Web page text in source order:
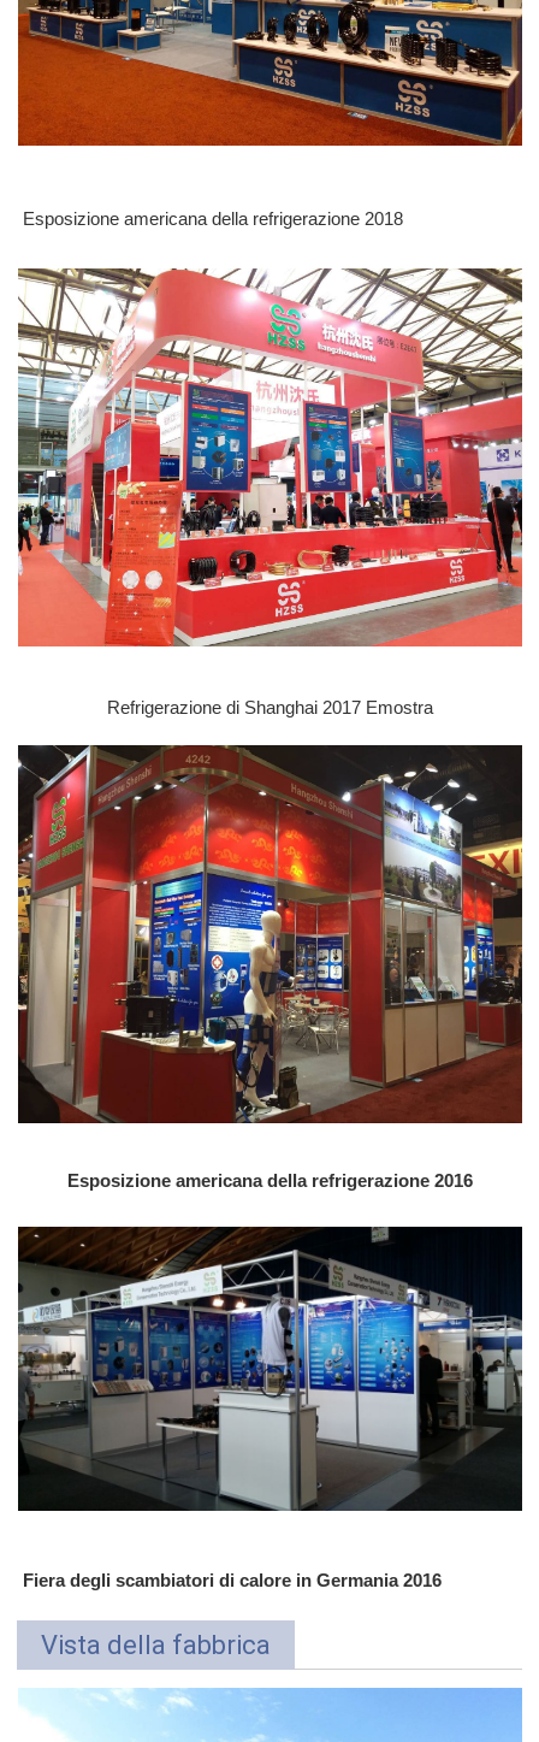
Esposizione americana della refrigerazione 2018
Refrigerazione di Shanghai 2017 Emostra
Esposizione americana della refrigerazione 2016
Fiera degli scambiatori di calore in Germania 2016
Vista della fabbrica